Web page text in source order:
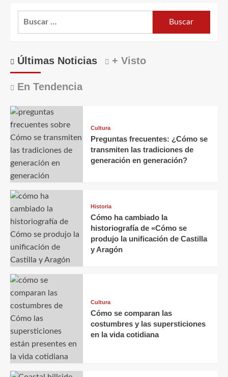
Últimas Noticias + Visto
En Tendencia
Cultura
Preguntas frecuentes: ¿Cómo se
transmiten las tradiciones de
generación en generación?
Historia
Cómo ha cambiado la
historiografía de «Cómo se
produjo la unificación de Castilla
y Aragón
Cultura
Cómo se comparan las
costumbres y las supersticiones
en la vida cotidiana